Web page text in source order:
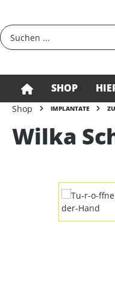
SHOP
Shop IMPLANTATE
Wilka
Bildergalerie überspringen